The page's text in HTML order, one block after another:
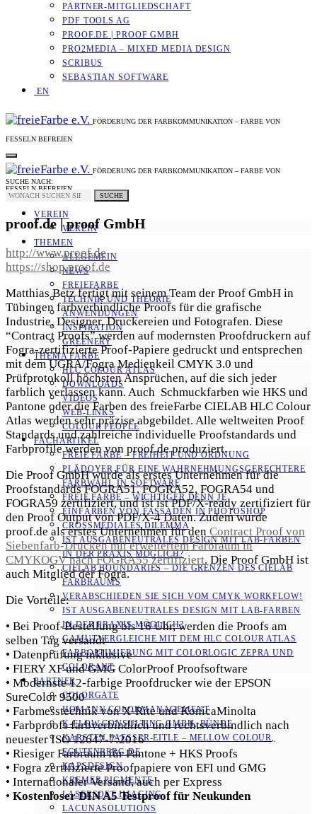
PARTNER-MITGLIEDSCHAFT
PDF TOOLS AG
PROOF.DE | PROOF GMBH
PRO2MEDIA – MIXED MEDIA DESIGN
SCRIBUS
SEBASTIAN SOFTWARE
EN
FÖRDERUNG DER FARBKOMMUNIKATION – FARBE VON
FESSELN BEFREIEN
FÖRDERUNG DER FARBKOMMUNIKATION – FARBE VON
FESSELN BEFREIEN
VEREIN
VEREIN
THEMEN
ALLGEMEIN
NEWS
FREIEFARBE
TECHNIK UND THEORIE
ANWENDUNGEN
INSPIRATION
GREENERY
THEMA FARBE
HLC COLOUR ATLAS
DOWNLOADS
VIDEOS
WEB-LINKS
COLOUR PEOPLE
FACHARTIKEL
FREIE FARBE – FREIHEIT UND ORDNUNG
PLÄDOYER FÜR EINE WAHRNEHMUNGS­­GERECHTERE
FARBWAHL IN SOFTWARE
FREIE FARBE – WICHTIGER DENN JE
EINFÄRBEN VON FASSADEN IN PHOTOSHOP
CROSSMEDIALES DILEMMA
IST AUSGABENEUTRALES DESIGN MIT LAB-FARBEN
IN DER PRAXIS MÖGLICH?
CIELAB BOUNDARIES – DIE GRENZEN DES CIELAB
FARBRAUMS
VERABSCHIEDEN SIE SICH VOM CMYK WORKFLOW!
IST AUSGABENEUTRALES DESIGN MIT LAB-FARBEN
IN DER PRAXIS MÖGLICH?
GAMUTVERGLEICHE MIT DEM HLC COLOUR ATLAS
FARBOPTIMIERUNG MIT COLORLOGIC ZEPRA UND
COLORANT
PARTNER
COLORGATE
HOMANN COLORMANAGEMENT
K-FLOW CONSULTING GMBH, BÜNDE
KARSTEN FAESSER-EITLE – MELLOW COLOUR, E
GUTENBERG.DE
KAPSDESIGN
KREMER PIGMENTE
LASERSOFT IMAGING
LACUNASOLUTIONS
SUCHE NACH:
SUCHE
proof.de | proof GmbH
http://www.proof.de
https://shop.proof.de
Matthias Betz fertigt mit seinem Team der Proof GmbH in
Tübingen farbverbindliche Proofs für die grafische
Industrie, Designer, Druckereien und Fotografen. Diese
“Contract Proofs” werden auf modernsten Proofdruckern auf
Fogra-zertifizierte Proof-Papiere gedruckt und entsprechen
mit dem UGRA/Fogra Medienkeil CMYK 3.0 und
Prüfprotokoll höchsten Ansprüchen, auf die sich jeder
farblich verlassen kann. Auch Schmuckfarben wie HKS und
Pantone oder die Farben des freieFarbe CIELAB HLC Colour
Atlas werden sehr präzise abgebildet. Alle weltweiten Proof
Standards und zahlreiche individuelle Proofstandards und
Farbprofile werden von proof.de produziert.
Die Proof GmbH wurde als erstes Unternehmen für die
Proofstandards FOGRA51, FOGRA52, FOGRA54 und
FOGRA59 zertifiziert, und ist ist PDF/X-ready zertifiziert für
den Proof Output von PDF/X-4 Daten. Zudem wurde
proof.de als erstes Unternehmen für den Contract Proof von
Siebenfarb-Drucken mit erweitertem Farbraum in
CMYKOGV nach FOGRA55 zertifiziert. Die Proof GmbH ist
auch Mitglied der Fogra.
Die Vorteile:
• Bei Proof-Bestellung bis 16 Uhr, werden die Proofs am
selben Tag versandt
• Datenprüfung inklusive
• FIERY XF und GMG ColorProof Proofsoftware
• Modernste 12-farbige Proofdrucker wie der EPSON
SureColor 9500
• Farbmesstechnik von X-Rite und KonicaMinolta
• Farbproofs farbverbindlich und rechtsverbindlich nach
neuester ISO 12647-7:2016
• Riesiger Farbraum für Pantone + HKS Proofs
• Fogra zertifizierte Proofpapiere von EFI und GMG
• Internationaler Versand, auch per Express
• Kostenloser DIN A5 Testproof für Neukunden